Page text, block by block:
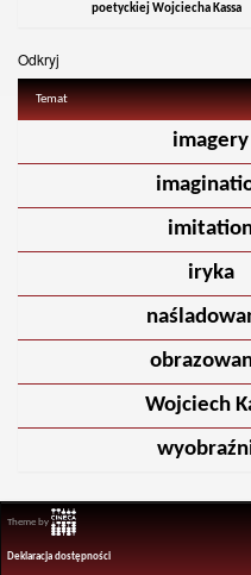
poetyckiej Wojciecha Kassa
Odkryj
Temat
imagery
iryka
Wojciech
Theme by
Deklaracja dostępności